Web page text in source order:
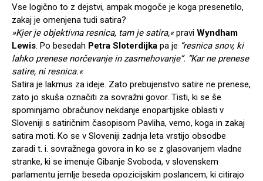
Vse logično to z dejstvi, ampak mogoče je koga presenetilo,
zakaj je omenjena tudi satira?
»Kjer je objektivna resnica, tam je satira,«pravi Wyndham
Lewis . Po besedah Petra Sloterdijka pa je “resnica snov, ki
lahko prenese norčevanje in zasmehovanje”. “Kar ne prenese
satire, ni resnica.«
Satira je lakmus za ideje. Zato prebujenstvo satire ne prenese,
zato jo skuša označiti za sovražni govor. Tisti, ki se še
spominjamo obračunov nekdanje enopartijske oblasti v
Sloveniji s satiričnim časopisom Pavliha, vemo, koga in zakaj
satira moti. Ko se v Sloveniji zadnja leta vrstijo obsodbe
zaradi t. i. sovražnega govora in ko se z glasovanjem vladne
stranke, ki se imenuje Gibanje Svoboda, v slovenskem
parlamentu jemlje beseda opozicijskim poslancem, ki citirajo